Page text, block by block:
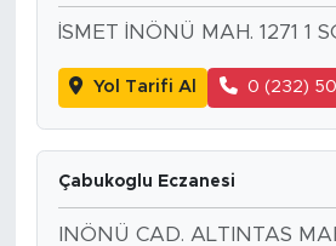
İSMET İNÖNÜ MAH. 1271 1
Yol Tarifi Al 0 (232)
Çabukoglu Eczanesi
INÖNÜ CAD. ALTINTAS